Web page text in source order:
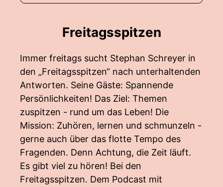
Freitagsspitzen
Immer freitags sucht Stephan Schreyer in
den „Freitagsspitzen“ nach unterhaltenden
Antworten. Seine Gäste: Spannende
Persönlichkeiten! Das Ziel: Themen
zuspitzen - rund um das Leben! Die
Mission: Zuhören, lernen und schmunzeln -
gerne auch über das flotte Tempo des
Fragenden. Denn Achtung, die Zeit läuft.
Es gibt viel zu hören! Bei den
Freitagsspitzen. Dem Podcast mit